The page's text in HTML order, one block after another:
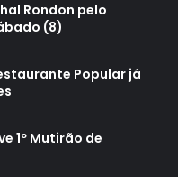
montados no evento.
Rondon pelo
(8)
Popular já
1º Mutirão de